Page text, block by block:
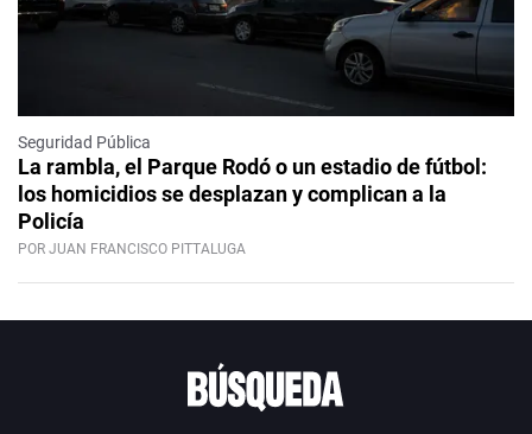
Seguridad Pública
La rambla, el Parque Rodó o un estadio de fútbol:
los homicidios se desplazan y complican a la
Policía
POR JUAN FRANCISCO PITTALUGA